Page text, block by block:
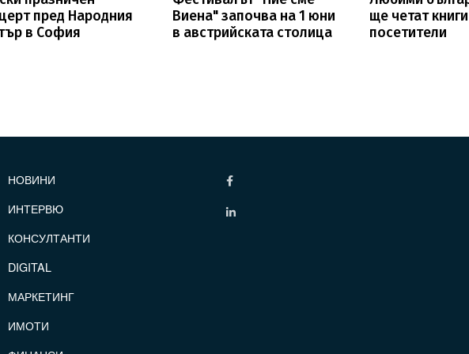
пред Народния
в София
Виена" започва на 1 юни
в австрийската столица
ще четат
посетители
НОВИНИ
ИНТЕРВЮ
КОНСУЛТАНТИ
DIGITAL
МАРКЕТИНГ
ИМОТИ